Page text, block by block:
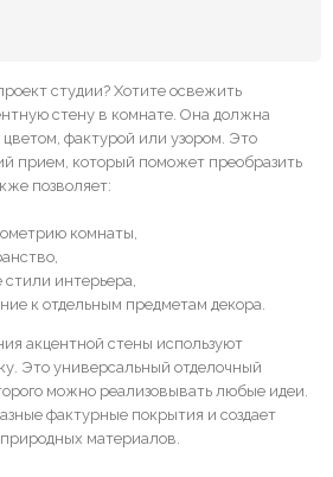
студии? Хотите освежить
стену в комнате. Она должна
цветом, фактурой или узором. Это
прием, который поможет преобразить
позволяет:
комнаты,
стили интерьера,
к отдельным предметам декора.
акцентной стены используют
Это универсальный отделочный
можно реализовывать любые идеи.
фактурные покрытия и создает
материалов.